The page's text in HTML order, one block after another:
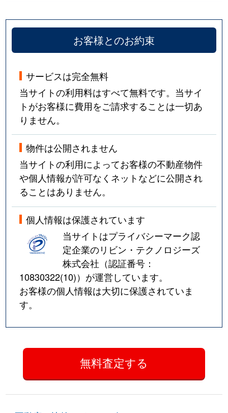
お客様とのお約束
サービスは完全無料
当サイトの利用料はすべて無料です。当サイ
トがお客様に費用をご請求することは一切あ
りません。
物件は公開されません
当サイトの利用によってお客様の不動産物件
や個人情報が許可なくネットなどに公開され
ることはありません。
個人情報は保護されています
当サイトはプライバシーマーク認
定企業のリビン・テクノロジーズ
株式会社（認証番号：
10830322(10)）が運営しています。
お客様の個人情報は大切に保護されていま
す。